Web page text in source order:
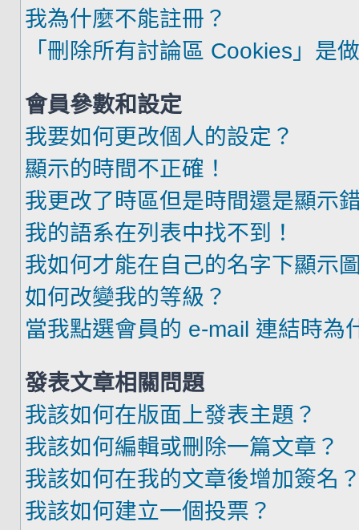
我為什麼不能註冊？
「刪除所有討論區 Cookies」是
會員參數和設定
我要如何更改個人的設定？
顯示的時間不正確！
我更改了時區但是時間還是顯示
我的語系在列表中找不到！
我如何才能在自己的名字下顯示
如何改變我的等級？
當我點選會員的 e-mail 連結時為
發表文章相關問題
我該如何在版面上發表主題？
我該如何編輯或刪除一篇文章？
我該如何在我的文章後增加簽名
我該如何建立一個投票？